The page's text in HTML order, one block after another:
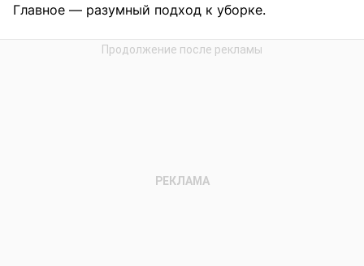
Главное — разумный подход к уборке.